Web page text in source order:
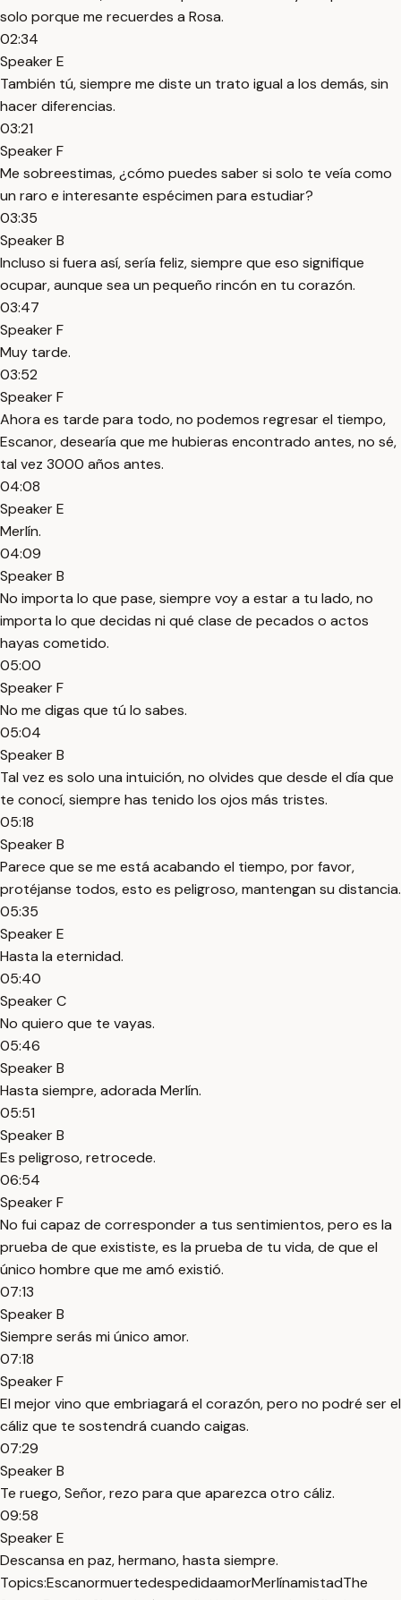
solo porque me recuerdes a Rosa.
02:34
Speaker E
También tú, siempre me diste un trato igual a los demás, sin
hacer diferencias.
03:21
Speaker F
Me sobreestimas, ¿cómo puedes saber si solo te veía como
un raro e interesante espécimen para estudiar?
03:35
Speaker B
Incluso si fuera así, sería feliz, siempre que eso signifique
ocupar, aunque sea un pequeño rincón en tu corazón.
03:47
Speaker F
Muy tarde.
03:52
Speaker F
Ahora es tarde para todo, no podemos regresar el tiempo,
Escanor, desearía que me hubieras encontrado antes, no sé,
tal vez 3000 años antes.
04:08
Speaker E
Merlín.
04:09
Speaker B
No importa lo que pase, siempre voy a estar a tu lado, no
importa lo que decidas ni qué clase de pecados o actos
hayas cometido.
05:00
Speaker F
No me digas que tú lo sabes.
05:04
Speaker B
Tal vez es solo una intuición, no olvides que desde el día que
te conocí, siempre has tenido los ojos más tristes.
05:18
Speaker B
Parece que se me está acabando el tiempo, por favor,
protéjanse todos, esto es peligroso, mantengan su distancia.
05:35
Speaker E
Hasta la eternidad.
05:40
Speaker C
No quiero que te vayas.
05:46
Speaker B
Hasta siempre, adorada Merlín.
05:51
Speaker B
Es peligroso, retrocede.
06:54
Speaker F
No fui capaz de corresponder a tus sentimientos, pero es la
prueba de que exististe, es la prueba de tu vida, de que el
único hombre que me amó existió.
07:13
Speaker B
Siempre serás mi único amor.
07:18
Speaker F
El mejor vino que embriagará el corazón, pero no podré ser el
cáliz que te sostendrá cuando caigas.
07:29
Speaker B
Te ruego, Señor, rezo para que aparezca otro cáliz.
09:58
Speaker E
Descansa en paz, hermano, hasta siempre.
Topics:EscanormuertedespedidaamorMerlínamistadThe